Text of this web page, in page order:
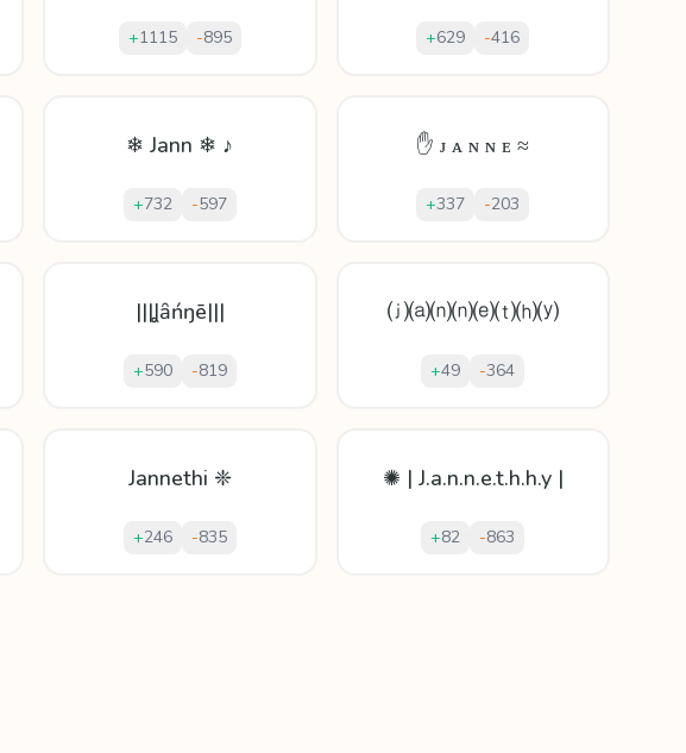
+1115 -895 +629 -416
❄ Jann ❄ ♪
+732 -597
✋ ᴊ ᴀ ɴ ɴ ᴇ ≈
+337 -203
|||Ʝȃńŋē|||
+590 -819
⒥⒜⒩⒩⒠⒯⒣⒴
+49 -364
Jannethi ❈
+246 -835
✺ | J.a.n.n.e.t.h.h.y |
+82 -863